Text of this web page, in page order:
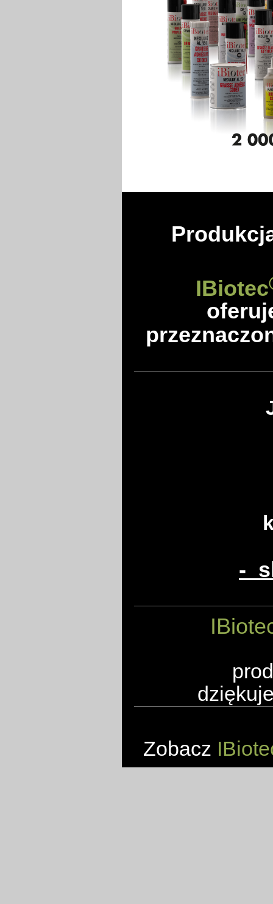
IBiotec
- s
Zobacz